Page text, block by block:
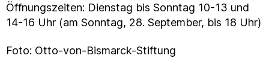
Öffnungszeiten: Dienstag bis Sonntag 10-13 und
14-16 Uhr (am Sonntag, 28. September, bis 18 Uhr)
Foto: Otto-von-Bismarck-Stiftung